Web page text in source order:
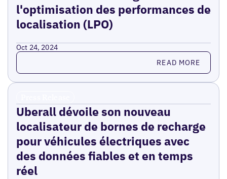
l'optimisation des performances de
localisation (LPO)
Oct 24, 2024
Read more READ MORE
Uberall dévoile son nouveau
localisateur de bornes de recharge
pour véhicules électriques avec
des données fiables et en temps
réel